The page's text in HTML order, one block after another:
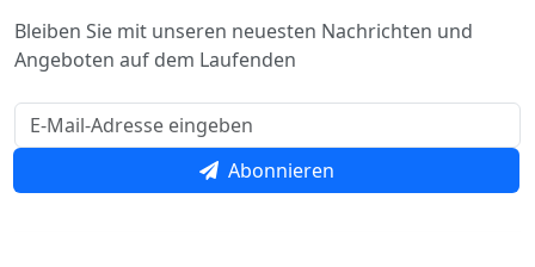
Bleiben Sie mit unseren neuesten Nachrichten und
Angeboten auf dem Laufenden
Abonnieren